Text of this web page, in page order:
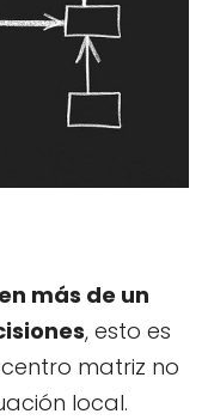
más de un
, esto es
matriz no
local.